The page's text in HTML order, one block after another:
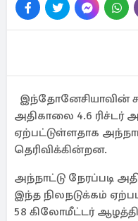
இந்தோனேசியாவின்
அதிகாலை 4.6 ரிச்டர்
ஏற்பட்டுள்ளதாக
தெரிவிக்கின்றன.
அந்நாட்டு நேரப்படி
இந்த நிலநடுக்கம்
58 கிலோமீட்டர்